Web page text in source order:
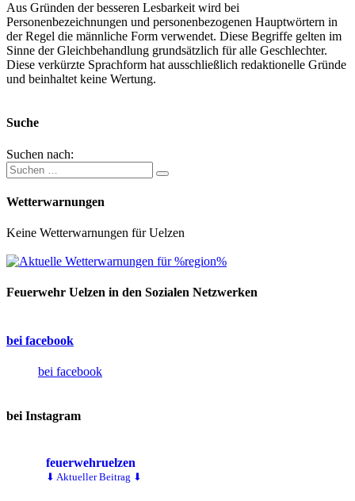
Aus Gründen der besseren Lesbarkeit wird bei
Personenbezeichnungen und personenbezogenen Hauptwörtern in
der Regel die männliche Form verwendet. Diese Begriffe gelten im
Sinne der Gleichbehandlung grundsätzlich für alle Geschlechter.
Diese verkürzte Sprachform hat ausschließlich redaktionelle Gründe
und beinhaltet keine Wertung.
Suche
Suchen nach:
Wetterwarnungen
Keine Wetterwarnungen für Uelzen
Feuerwehr Uelzen in den Sozialen Netzwerken
bei facebook
bei facebook
bei Instagram
feuerwehruelzen
⬇ Aktueller Beitrag ⬇